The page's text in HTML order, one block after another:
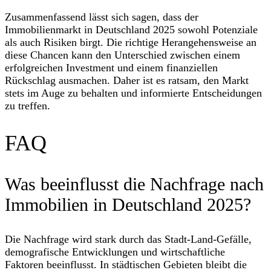
Zusammenfassend lässt sich sagen, dass der
Immobilienmarkt in Deutschland 2025 sowohl Potenziale
als auch Risiken birgt. Die richtige Herangehensweise an
diese Chancen kann den Unterschied zwischen einem
erfolgreichen Investment und einem finanziellen
Rückschlag ausmachen. Daher ist es ratsam, den Markt
stets im Auge zu behalten und informierte Entscheidungen
zu treffen.
FAQ
Was beeinflusst die Nachfrage nach
Immobilien in Deutschland 2025?
Die Nachfrage wird stark durch das Stadt-Land-Gefälle,
demografische Entwicklungen und wirtschaftliche
Faktoren beeinflusst. In städtischen Gebieten bleibt die